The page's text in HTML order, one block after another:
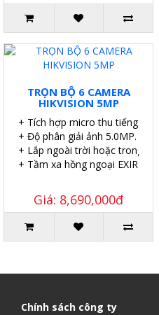
TRỌN BỘ 6 CAMERA
HIKVISION 5MP
+ Tích hợp micro thu tiếng.
+ Độ phân giải ảnh 5.0MP.
+ Lắp ngoài trời hoặc trong nhà.
+ Tầm xa hồng ngoại EXIR 20m.
Giá: 8,690,000đ
Chính sách công ty